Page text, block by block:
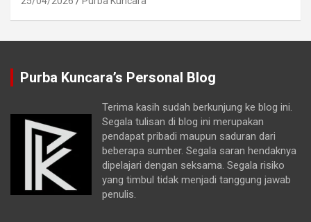
Purba Kuncara’s Personal Blog
Terima kasih sudah berkunjung ke blog ini.
Segala tulisan di blog ini merupakan
pendapat pribadi maupun saduran dari
beberapa sumber. Segala saran hendaknya
dipelajari dengan seksama. Segala risiko
yang timbul tidak menjadi tanggung jawab
penulis.